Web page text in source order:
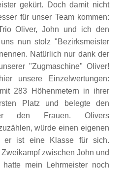
gekürt. Doch damit nicht
für unser Team kommen:
Oliver, John und ich den
nun stolz "Bezirksmeister
Natürlich nur dank der
"Zugmaschine" Oliver!
unsere Einzelwertungen:
283 Höhenmetern in ihrer
Platz und belegte den
den Frauen. Olivers
würde einen eigenen
er ist eine Klasse für sich.
zwischen John und
mein Lehrmeister noch